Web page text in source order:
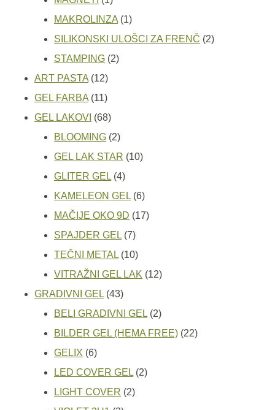
proizvod
MAKROLINZA 11
proizvod
SILIKONSKI ULOŠCI ZA FRENČ 22
STAMPING 22
ART PASTA 1212
proizvoda
GEL FARBA 1111
proizvoda
GEL LAKOVI 6868
proizvoda
BLOOMING 22
proizvoda
GEL LAK STAR 1010
GLITER GEL 44
proizvoda
KAMELEON GEL 66
proizvoda
MAČIJE OKO 9D 1717
SPAJDER GEL 77
proizvoda
TEČNI METAL 1010
proizvoda
VITRAŽNI GEL LAK 1212
GRADIVNI GEL 4343
proizvoda
BELI GRADIVNI GEL 22
proizvoda
BILDER GEL (HEMA FREE) 2222
GELIX 66
proizvoda
LED COVER GEL 22
LIGHT COVER 22